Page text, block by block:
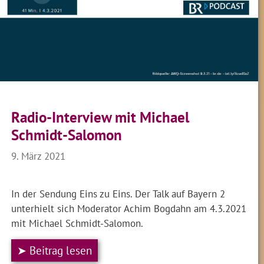
Radio-Interview mit Michael
Schmidt-Salomon
9. März 2021
In der Sendung Eins zu Eins. Der Talk auf Bayern 2
unterhielt sich Moderator Achim Bogdahn am 4.3.2021
mit Michael Schmidt-Salomon.
➤ Beitrag lesen